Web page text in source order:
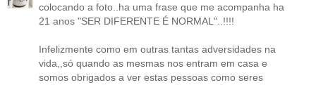
colocando a foto..ha uma frase que me acompanha ha
21 anos "SER DIFERENTE É NORMAL"..!!!!
Infelizmente como em outras tantas adversidades na
vida,,só quando as mesmas nos entram em casa e
somos obrigados a ver estas pessoas como seres